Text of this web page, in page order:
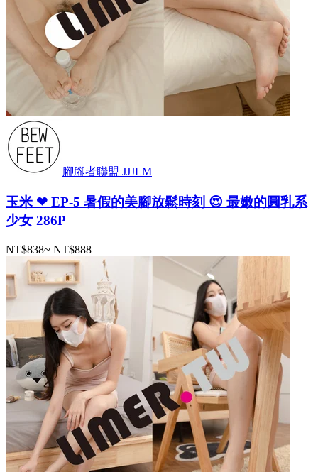
腳腳者聯盟 JJJLM
玉米 ❤ EP-5 暑假的美腳放鬆時刻 😍 最嫩的圓乳系
少女 286P
NT$838~ NT$888